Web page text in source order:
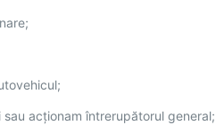
acționam întrerupătorul general;